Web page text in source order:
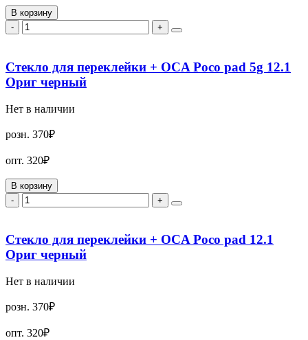
В корзину
-
+
Стекло для переклейки + OCA Poco pad 5g 12.1
Ориг черный
Нет в наличии
розн. 370₽
опт. 320₽
В корзину
-
+
Стекло для переклейки + OCA Poco pad 12.1
Ориг черный
Нет в наличии
розн. 370₽
опт. 320₽